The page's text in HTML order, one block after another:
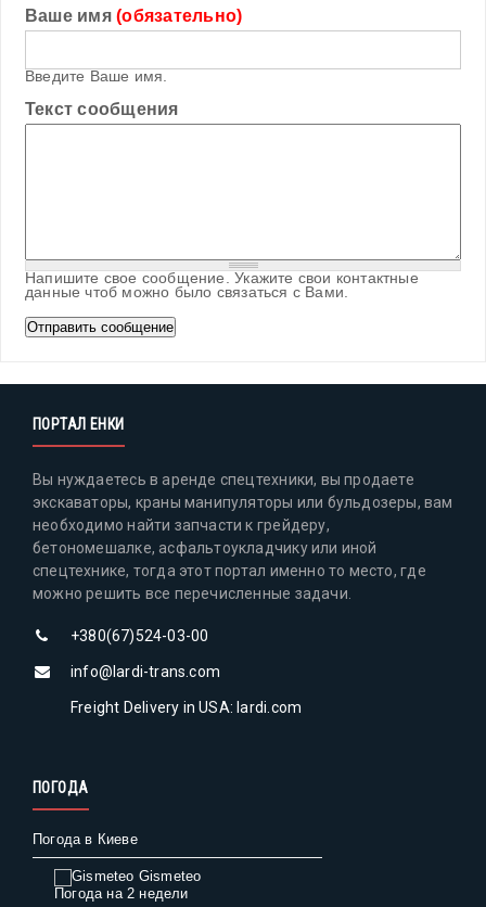
Ваше имя(обязательно)
Введите Ваше имя.
Текст сообщения
Напишите свое сообщение. Укажите свои контактные
данные чтоб можно было связаться с Вами.
ПОРТАЛ ЕНКИ
Вы нуждаетесь в аренде спецтехники, вы продаете
экскаваторы, краны манипуляторы или бульдозеры, вам
необходимо найти запчасти к грейдеру,
бетономешалке, асфальтоукладчику или иной
спецтехнике, тогда этот портал именно то место, где
можно решить все перечисленные задачи.
+380(67)524-03-00
info@lardi-trans.com
Freight Delivery in USA: lardi.com
ПОГОДА
Погода в Киеве
Gismeteo
Погода на 2 недели